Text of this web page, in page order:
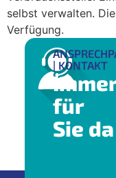
selbst verwalten.
Verfügung.
| KONTAKT
für
Sie da